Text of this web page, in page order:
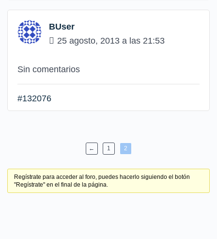
BUser
25 agosto, 2013 a las 21:53
Sin comentarios
#132076
← 1 2
Regístrate para acceder al foro, puedes hacerlo siguiendo el botón
"Regístrate" en el final de la página.